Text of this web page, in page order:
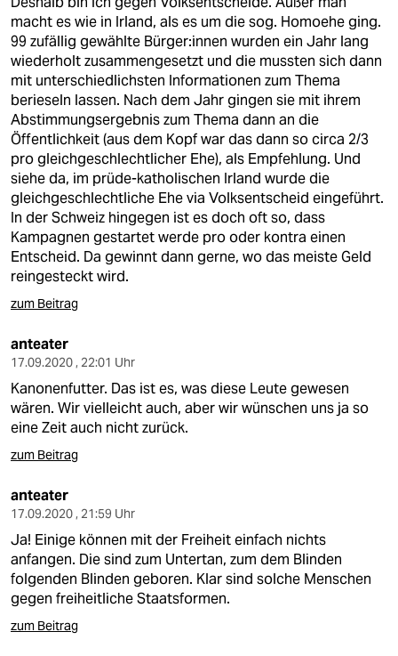
macht es wie in Irland, als es um die sog. Homoehe ging.
99 zufällig gewählte Bürger:innen wurden ein Jahr lang
wiederholt zusammengesetzt und die mussten sich dann
mit unterschiedlichsten Informationen zum Thema
berieseln lassen. Nach dem Jahr gingen sie mit ihrem
Abstimmungsergebnis zum Thema dann an die
Öffentlichkeit (aus dem Kopf war das dann so circa 2/3
pro gleichgeschlechtlicher Ehe), als Empfehlung. Und
siehe da, im prüde-katholischen Irland wurde die
gleichgeschlechtliche Ehe via Volksentscheid eingeführt.
In der Schweiz hingegen ist es doch oft so, dass
Kampagnen gestartet werde pro oder kontra einen
Entscheid. Da gewinnt dann gerne, wo das meiste Geld
reingesteckt wird.
zum Beitrag
anteater
17.09.2020 , 22:01 Uhr
Kanonenfutter. Das ist es, was diese Leute gewesen
wären. Wir vielleicht auch, aber wir wünschen uns ja so
eine Zeit auch nicht zurück.
zum Beitrag
anteater
17.09.2020 , 21:59 Uhr
Ja! Einige können mit der Freiheit einfach nichts
anfangen. Die sind zum Untertan, zum dem Blinden
folgenden Blinden geboren. Klar sind solche Menschen
gegen freiheitliche Staatsformen.
zum Beitrag